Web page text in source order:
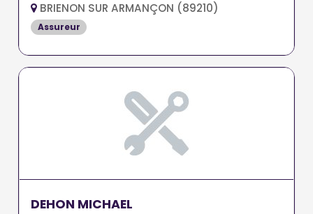
BRIENON SUR ARMANÇON (89210)
Assureur
DEHON MICHAEL